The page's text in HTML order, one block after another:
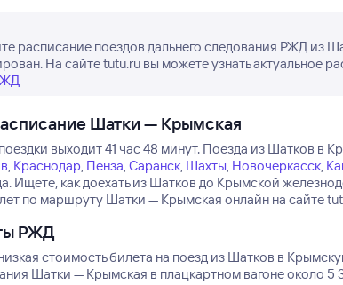
расписание поездов дальнего следования РЖД из
На сайте tutu.ru вы можете узнать актуальное
Шатки — Крымская
выходит 41 час 48 минут. Поезда из Шатков в
, Краснодар, Пенза,Саранск, Шахты, Новочеркасск,
Ищете, как доехать из Шатков до Крымской
по маршруту Шатки — Крымская онлайн на сайте
РЖД
стоимость билета на поезд из Шатков в
Шатки — Крымская в плацкартном вагоне около 5